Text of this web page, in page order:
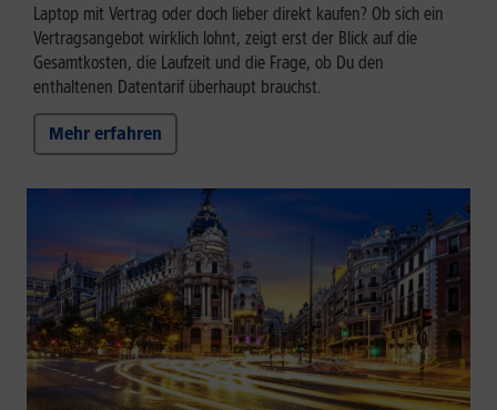
Laptop mit Vertrag oder doch lieber direkt kaufen? Ob sich ein
Vertragsangebot wirklich lohnt, zeigt erst der Blick auf die
Gesamtkosten, die Laufzeit und die Frage, ob Du den
enthaltenen Datentarif überhaupt brauchst.
Mehr erfahren